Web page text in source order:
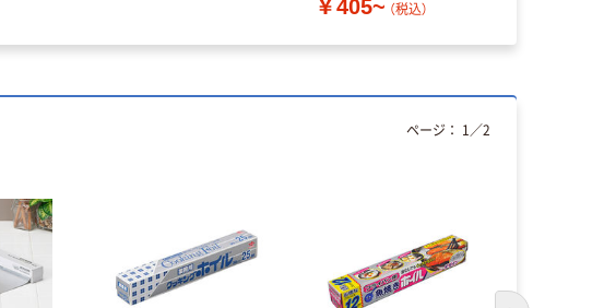
￥405~ （税込）
ページ： 1 ／2